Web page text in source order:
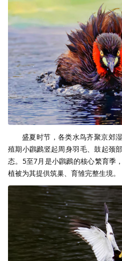
盛夏时节，各类水鸟齐聚京郊
殖期小鸊鷉竖起周身羽毛、鼓起颈
态。5至7月是小鸊鷉的核心繁育季
植被为其提供筑巢、育雏完整生境。